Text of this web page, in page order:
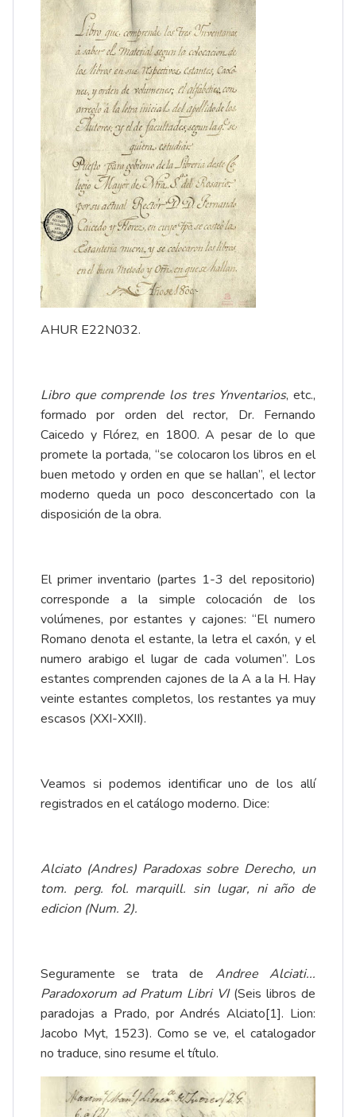
AHUR E22N032.
Libro que comprende los tres Ynventarios, etc.,
formado por orden del rector, Dr. Fernando
Caicedo y Flórez, en 1800. A pesar de lo que
promete la portada, “se colocaron los libros en el
buen metodo y orden en que se hallan”, el lector
moderno queda un poco desconcertado con la
disposición de la obra.
El primer inventario (partes 1-3 del repositorio)
corresponde a la simple colocación de los
volúmenes, por estantes y cajones: “El numero
Romano denota el estante, la letra el caxón, y el
numero arabigo el lugar de cada volumen”. Los
estantes comprenden cajones de la A a la H. Hay
veinte estantes completos, los restantes ya muy
escasos (XXI-XXII).
Veamos si podemos identificar uno de los allí
registrados en el catálogo moderno. Dice:
Alciato (Andres) Paradoxas sobre Derecho, un
tom. perg. fol. marquill. sin lugar, ni año de
edicion (Num. 2).
Seguramente se trata de Andree Alciati...
Paradoxorum ad Pratum Libri VI (Seis libros de
paradojas a Prado, por Andrés Alciato[1]. Lion:
Jacobo Myt, 1523). Como se ve, el catalogador
no traduce, sino resume el título.